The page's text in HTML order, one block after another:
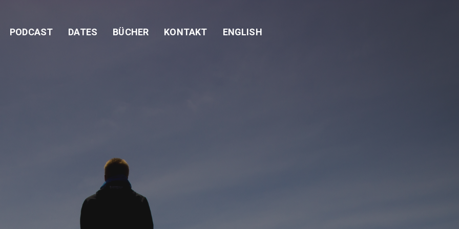
PODCAST DATES BÜCHER KONTAKT ENGLISH